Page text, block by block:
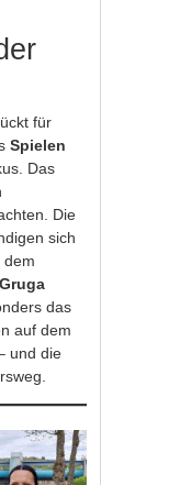
für
Spielen
Das
Die
sich
dem
das
auf dem
und die